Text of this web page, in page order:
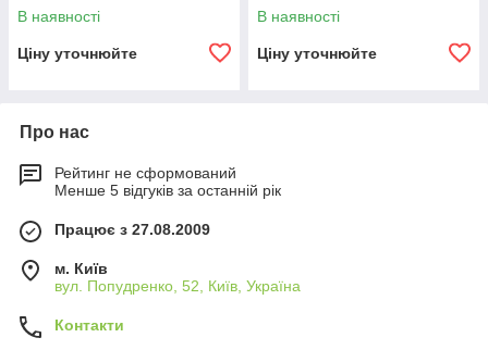
В наявності
Ціну уточнюйте
В наявності
Ціну уточнюйте
Про нас
Рейтинг не сформований
Менше 5 відгуків за останній рік
Працює з 27.08.2009
м. Київ
вул. Попудренко, 52, Київ, Україна
Контакти